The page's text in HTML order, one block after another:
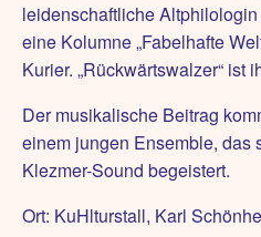
leidenschaftliche
eine Kolumne „Fabelhafte
Kurier. „Rückwärtswalzer“ ist
Der musikalische Beitrag
einem jungen Ensemble, das
Klezmer-Sound begeistert.
Ort: KuHlturstall, Karl